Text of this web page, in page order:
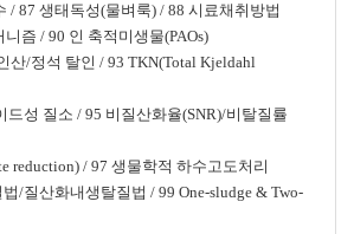
/ 87 생태독성(물벼룩) / 88 시료채취방법
니즘 / 90 인 축적미생물(PAOs)
산/정석 탈인 / 93 TKN(Total Kjeldahl
드성 질소 / 95 비질산화율(SNR)/비탈질률
reduction) / 97 생물학적 하수고도처리
/질산화내생탈질법 / 99 One-sludge & Two-